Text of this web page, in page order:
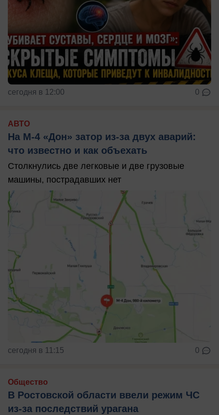
сегодня в 12:00 0
АВТО
На М‑4 «Дон» затор из‑за двух аварий:
что известно и как объехать
Столкнулись две легковые и две грузовые
машины, пострадавших нет
сегодня в 11:15 0
Общество
В Ростовской области ввели режим ЧС
из-за последствий урагана